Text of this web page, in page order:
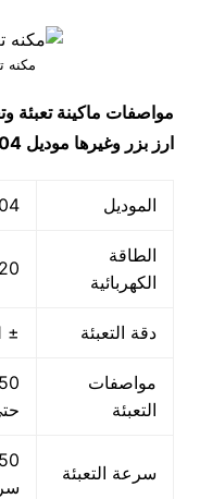
مكنه
مواصفات ماكينة تعبئة
ارز بزر وغيرها موديل 904 ماركة مهندس مــنـسى
الموديل 904 ماركة
الطاقة
الكهربائية
220فولت
دقة التعبئة ± 1 %
مواصفات
التعبئة
حتى
سرعة التعبئة